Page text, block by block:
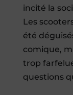
incité la
Les
été
comique,
trop
questions